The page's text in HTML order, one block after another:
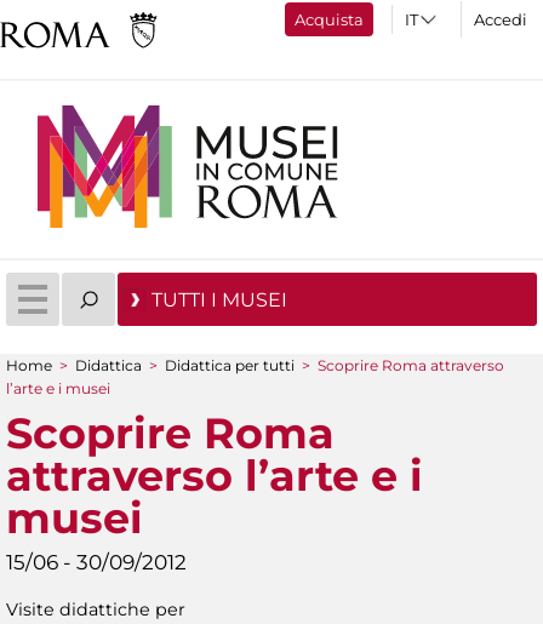
Acquista Accedi
TUTTI I MUSEI
Tu sei qui
Home > Didattica > Didattica per tutti > Scoprire Roma attraverso
l’arte e i musei
Scoprire Roma
attraverso l’arte e i
musei
15/06 - 30/09/2012
Visite didattiche per